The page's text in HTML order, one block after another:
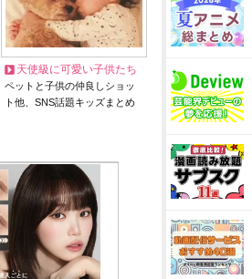
天使級に可愛い子供たち
ペットと子供の仲良しショッ
ト他、SNS話題キッズまとめ